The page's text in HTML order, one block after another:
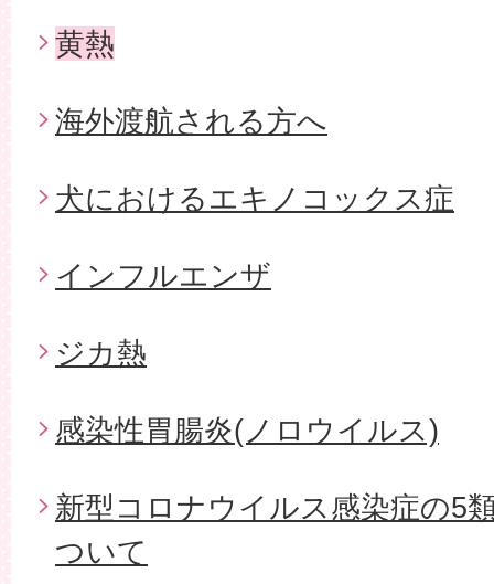
黄熱
海外渡航される方へ
犬におけるエキノコックス症
インフルエンザ
ジカ熱
感染性胃腸炎(ノロウイルス)
新型コロナウイルス感染症の5
ついて